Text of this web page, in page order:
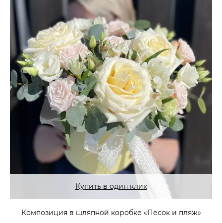
Купить в один клик
Композиция в шляпной коробке «Песок и пляж»